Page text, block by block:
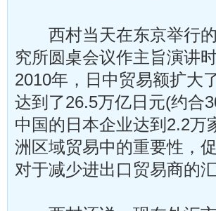
西村当天在东京举行的
究所圆桌会议作主旨演讲
2010年，日中贸易额扩大
达到了26.5万亿日元(约合
中国的日本企业达到2.2万
洲区域贸易中的重要性，
对于减少进出口贸易商的